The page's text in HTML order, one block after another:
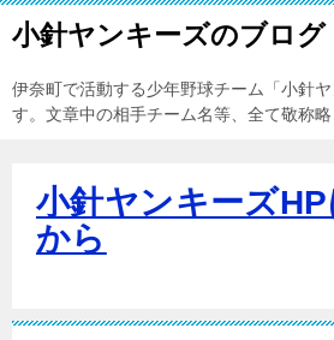
小針ヤンキーズのブログ
伊奈町で活動する少年野球チーム「小針
す。文章中の相手チーム名等、全て敬称略
小針ヤンキーズ
から